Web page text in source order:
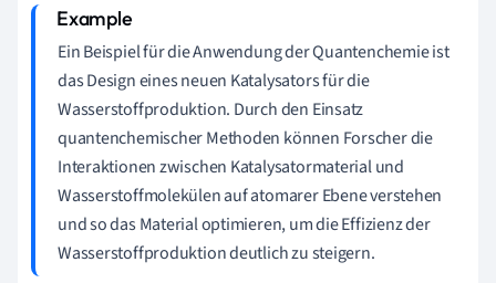
Ein Beispiel für die Anwendung der Quantenchemie ist
das Design eines neuen Katalysators für die
Wasserstoffproduktion. Durch den Einsatz
quantenchemischer Methoden können Forscher die
Interaktionen zwischen Katalysatormaterial und
Wasserstoffmolekülen auf atomarer Ebene verstehen
und so das Material optimieren, um die Effizienz der
Wasserstoffproduktion deutlich zu steigern.